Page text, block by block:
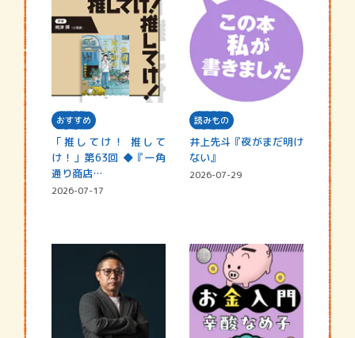
おすすめ
「推してけ！ 推して
け！」第63回 ◆『一角
通り商店…
2026-07-17
読みもの
井上先斗『夜がまだ明け
ない』
2026-07-29